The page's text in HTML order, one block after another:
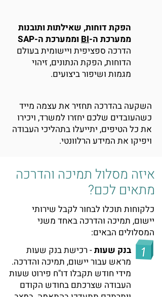
הפקת דוחות, שאילתות ותובנות
ממערכת ה-BIוממערכת ה-SAP
הדרכה ספציפית ויישומית בעולם
הדוחות, הפקת הנתונים, זיהוי
מגמות ושיפור ביצועים.
השקעה בהדרכה תחזיר את עצמה מייד
כשהעובדים שלכם יחזרו למשרד, ויכירו
את כל הטיפים, יתייעלו בתהליכי העבודה
ויפיקו את המידע הרלוונטי.
איזה מסלול תמיכה והדרכה
מתאים לכם?
כלקוחות תוכלו לבחור לקבל שירותי
יישום, תמיכה והדרכה באחד משני
המסלולים הבאים:
בנק שעות- רכישת בנק שעות
מראש עבור יישום, תמיכה והדרכה.
מידי חודש תקבלו דו"ח פירוט שעות
העבודה שצרכתם בחודש הקודם